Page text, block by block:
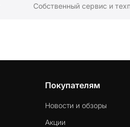
Собственный сервис и
Покупателям
Новости и обзоры
Акции